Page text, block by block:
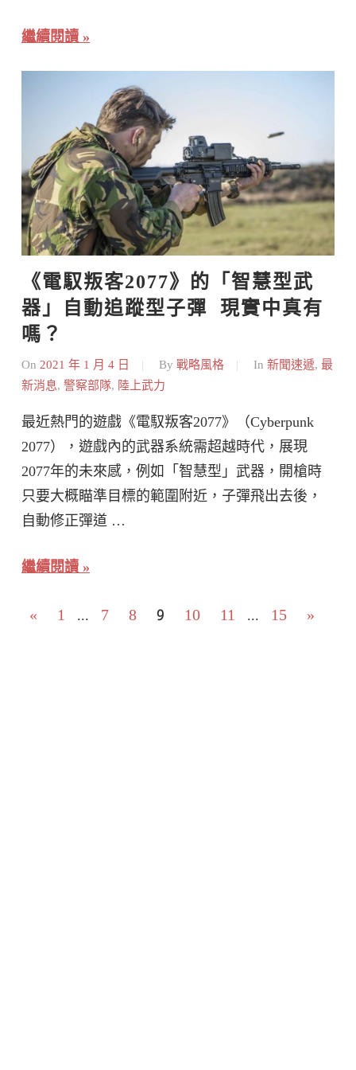
繼續閱讀
《電馭叛客2077》的「智慧型武
器」自動追蹤型子彈  現實中真有
嗎？
On 2021 年 1 月 4 日 By 戰略風格 In 新聞速遞, 最
新消息, 警察部隊, 陸上武力
最近熱門的遊戲《電馭叛客2077》（Cyberpunk
2077），遊戲內的武器系統需超越時代，展現
2077年的未來感，例如「智慧型」武器，開槍時
只要大概瞄準目標的範圍附近，子彈飛出去後，
自動修正彈道 …
繼續閱讀
文
« Previous
1 ... 7 8 9 10 11 ... 15
Next
»